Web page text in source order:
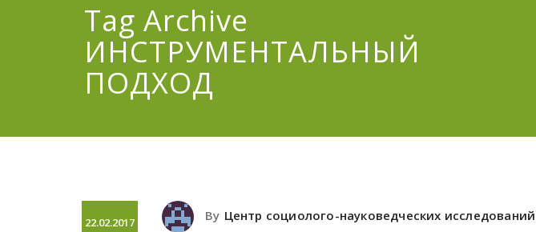
Tag Archive
ИНСТРУМЕНТАЛЬНЫЙ
ПОДХОД
22.02.2017 By Центр социолого-науковедческих исследований